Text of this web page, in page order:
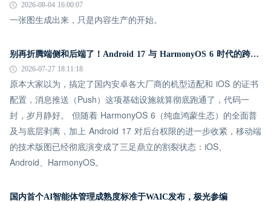
2026-08-04 16:00:07
一张图生成出来，只是内容生产的开始。
别再折腾端侧和后端了！Android 17 与 HarmonyOS 6 时代的跨平台推送指南
2026-07-27 18:11:18
原本大家以为，搞定了国内安卓各大厂商的机型适配和 iOS 的证书
配置，消息推送（Push）这项基础设施就算彻底跑通了，代码一
封，岁月静好。 但随着 HarmonyOS 6（纯血鸿蒙生态）的全面普
及与底层剥离，加上 Android 17 对后台权限的进一步收紧，移动端
的技术版图已经彻底演变成了三足鼎立的割裂状态：iOS、
Android、HarmonyOS。
国内首个AI智能体管理成熟度标准于WAIC发布，极光参编